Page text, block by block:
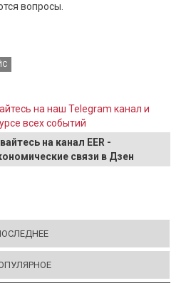
вопросы.
на наш Telegram канал и
всех событий
на канал EER -
связи в Дзен